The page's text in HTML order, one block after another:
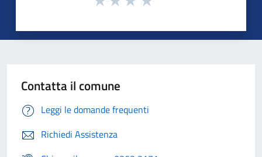
Contatta il comune
Leggi le domande frequenti
Richiedi Assistenza